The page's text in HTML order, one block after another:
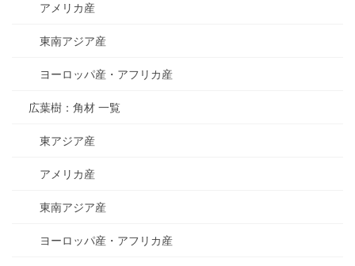
アメリカ産
東南アジア産
ヨーロッパ産・アフリカ産
広葉樹：角材 一覧
東アジア産
アメリカ産
東南アジア産
ヨーロッパ産・アフリカ産